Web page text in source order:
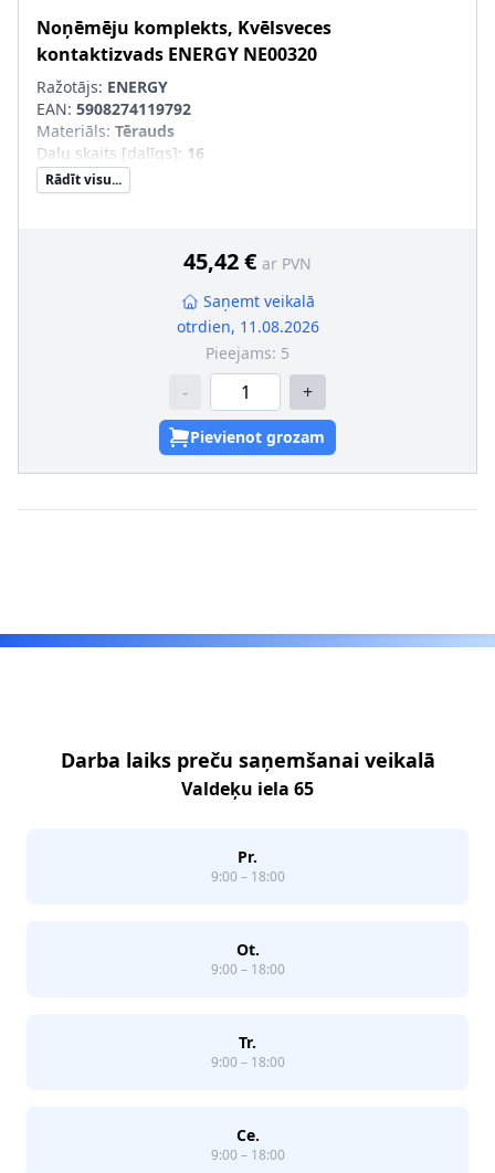
Noņēmēju komplekts, Kvēlsveces
kontaktizvads ENERGY NE00320
Ražotājs: ENERGY
EAN: 5908274119792
Materiāls: Tērauds
Daļu skaits [daļīgs]: 16
Rādīt visu...
45,42 € ar PVN
Saņemt veikalā
otrdien, 11.08.2026
Pieejams: 5
- +
Pievienot grozam
Darba laiks preču saņemšanai veikalā
Valdeķu iela 65
Pr.
9:00 – 18:00
Ot.
9:00 – 18:00
Tr.
9:00 – 18:00
Ce.
9:00 – 18:00